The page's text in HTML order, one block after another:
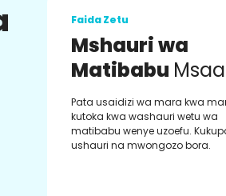
Faida Zetu
Mshauri wa
Matibabu
Pata usaidizi wa mara kwa
kutoka kwa washauri wetu wa
matibabu wenye uzoefu.
ushauri na mwongozo bora.